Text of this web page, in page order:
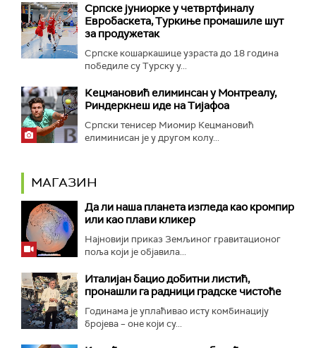
Српске јуниорке у четвртфиналу
Евробаскета, Туркиње промашиле шут
за продужетак
Српске кошаркашице узраста до 18 година
победиле су Турску у...
Кецмановић елиминсан у Монтреалу,
Риндеркнеш иде на Тијафоа
Српски тенисер Миомир Кецмановић
елиминисан је у другом колу...
МАГАЗИН
Да ли наша планета изгледа као кромпир
или као плави кликер
Најновији приказ Земљиног гравитационог
поља који је објавила...
Италијан бацио добитни листић,
пронашли га радници градске чистоће
Годинама је уплаћивао исту комбинацију
бројева – оне који су...